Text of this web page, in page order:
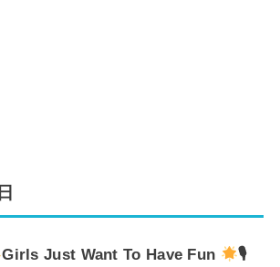
Girls Just Want To Have Fun
🎙